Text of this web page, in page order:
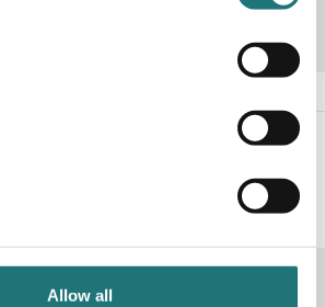
Allow all
- följ oss i sociala medier för
KONTAKTA OSS